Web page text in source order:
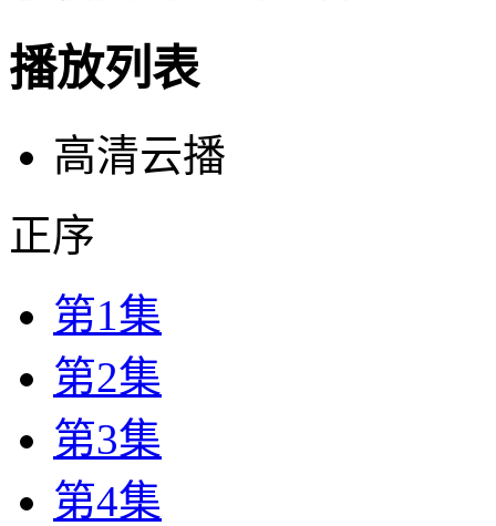
播放列表
高清云播
正序
第1集
第2集
第3集
第4集